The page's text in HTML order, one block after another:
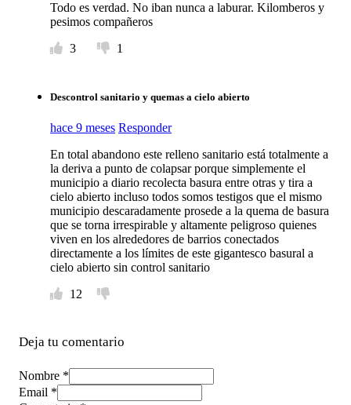
Todo es verdad. No iban nunca a laburar. Kilomberos y
pesimos compañeros
3
1
Descontrol sanitario y quemas a cielo abierto
hace 9 meses Responder
En total abandono este relleno sanitario está totalmente a
la deriva a punto de colapsar porque simplemente el
municipio a diario recolecta basura entre otras y tira a
cielo abierto incluso todos somos testigos que el mismo
municipio descaradamente prosede a la quema de basura
que se torna irrespirable y altamente peligroso quienes
viven en los alrededores de barrios conectados
directamente a los límites de este gigantesco basural a
cielo abierto sin control sanitario
12
Deja tu comentario
Nombre *
Email *